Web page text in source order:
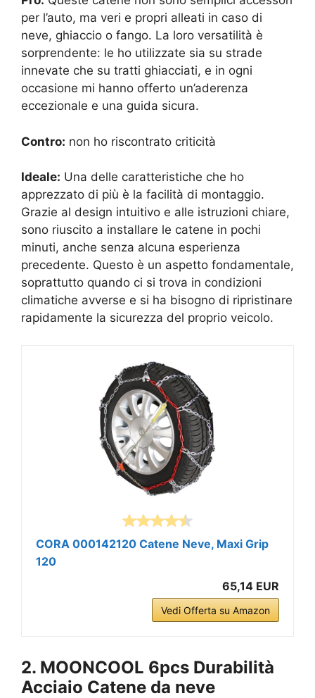
per l’auto, ma veri e propri alleati in caso di
neve, ghiaccio o fango. La loro versatilità è
sorprendente: le ho utilizzate sia su strade
innevate che su tratti ghiacciati, e in ogni
occasione mi hanno offerto un’aderenza
eccezionale e una guida sicura.
Contro: non ho riscontrato criticità
Ideale: Una delle caratteristiche che ho
apprezzato di più è la facilità di montaggio.
Grazie al design intuitivo e alle istruzioni chiare,
sono riuscito a installare le catene in pochi
minuti, anche senza alcuna esperienza
precedente. Questo è un aspetto fondamentale,
soprattutto quando ci si trova in condizioni
climatiche avverse e si ha bisogno di ripristinare
rapidamente la sicurezza del proprio veicolo.
CORA 000142120 Catene Neve, Maxi Grip
120
65,14 EUR
Vedi Offerta su Amazon
2. MOONCOOL 6pcs Durabilità
Acciaio Catene da neve